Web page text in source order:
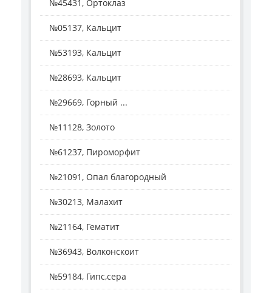
№45431, Ортоклаз
№05137, Кальцит
№53193, Кальцит
№28693, Кальцит
№29669, Горный ...
№11128, Золото
№61237, Пироморфит
№21091, Опал благородный
№30213, Малахит
№21164, Гематит
№36943, Волконскоит
№59184, Гипс,сера